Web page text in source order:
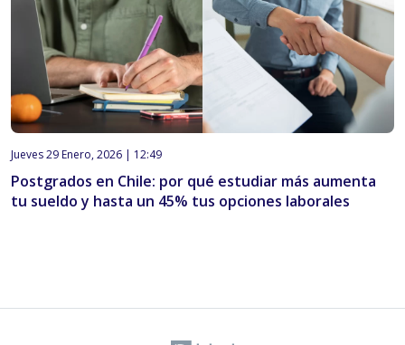
Jueves 29 Enero, 2026 | 12:49
Postgrados en Chile: por qué estudiar más aumenta
tu sueldo y hasta un 45% tus opciones laborales